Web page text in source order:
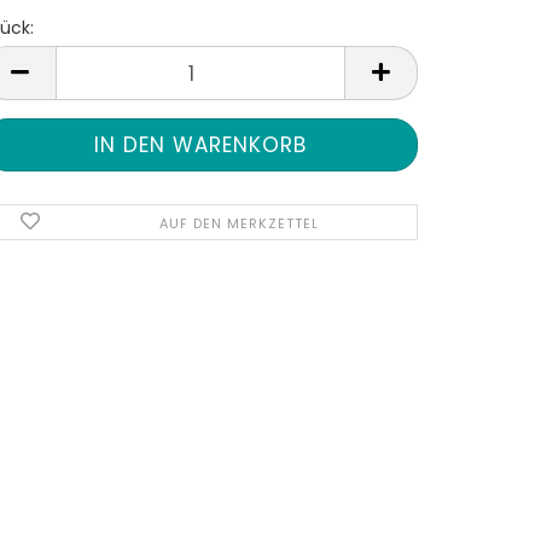
AUF DEN MERKZETTEL